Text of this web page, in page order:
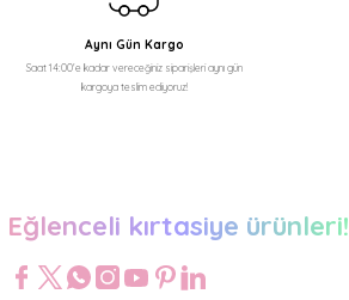
Aynı Gün Kargo
Saat 14:00'e kadar vereceğiniz siparişleri aynı gün
kargoya teslim ediyoruz!
Eğlenceli kırtasiye ürünleri!